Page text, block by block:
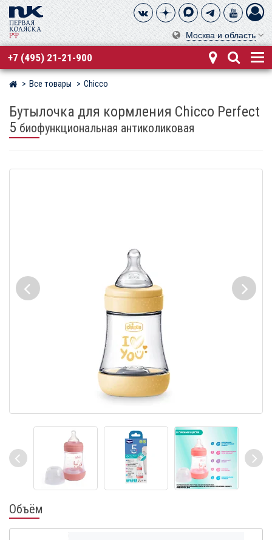
Москва и область
+7 (495) 21-21-900
Магазин детских колясок
Все товары Chicco
Бутылочка для кормления Chicco Perfect
5 биофункциональная антиколиковая
Объём